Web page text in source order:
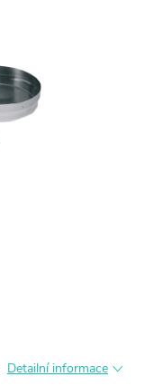
Detailní informace